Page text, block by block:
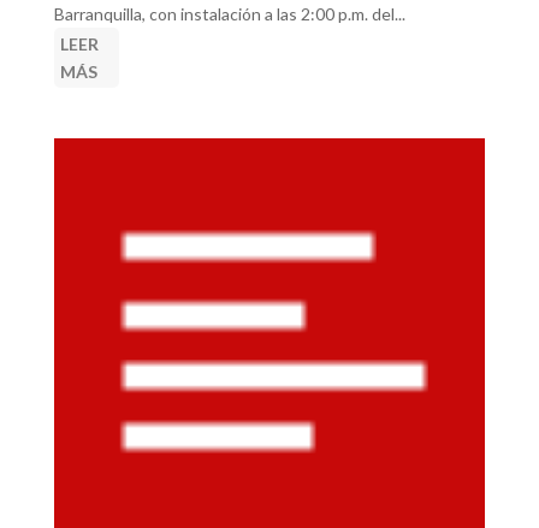
Barranquilla, con instalación a las 2:00 p.m. del...
LEER
MÁS